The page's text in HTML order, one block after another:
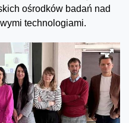
ośrodków badań nad
technologiami.